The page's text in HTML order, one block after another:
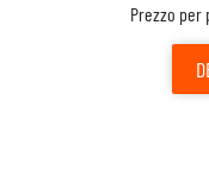
Prezzo per